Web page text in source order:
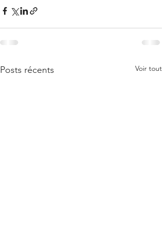
Posts récents Voir tout